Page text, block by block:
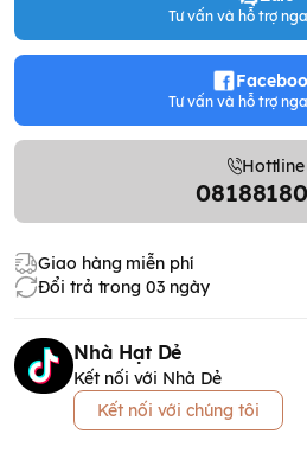
Tư vấn và hỗ trợ
Tư vấn và hỗ trợ
Hottline
Giao hàng miễn phí
Đổi trả trong 03 ngày
Nhà Hạt Dẻ
Kết nối với Nhà Dẻ
Kết nối với chúng tôi